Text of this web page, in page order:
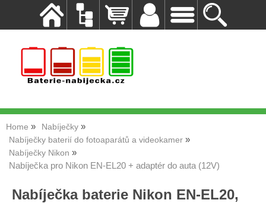
Home
Nabíječky
Nabíječky baterií do fotoaparátů a videokamer
Nabíječky Nikon
Nabíječka pro Nikon EN-EL20 + adaptér do auta (12V)
Nabíječka baterie Nikon EN-EL20,